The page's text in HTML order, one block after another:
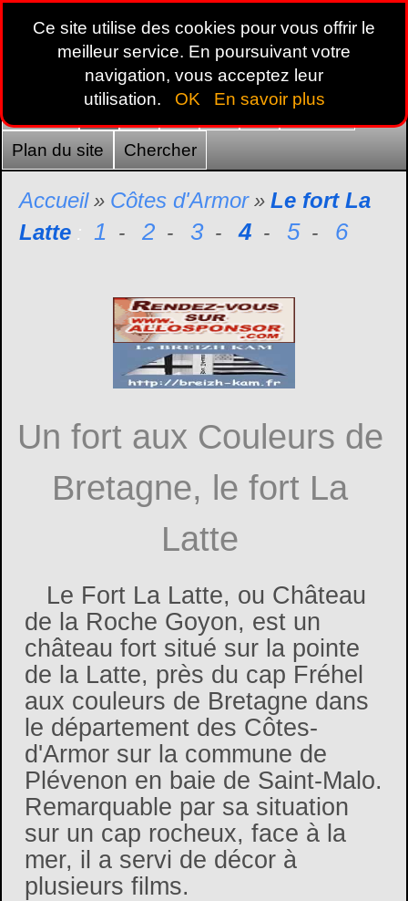
22 29 35 44 56 France
Plan du site Chercher
Accueil» Côtes d'Armor» Le fort La
Latte : 1 - 2 - 3 - 4 - 5 - 6
Un fort aux Couleurs de
Bretagne, le fort La
Latte
Le Fort La Latte, ou Château
de la Roche Goyon, est un
château fort situé sur la pointe
de la Latte, près du cap Fréhel
aux couleurs de Bretagne dans
le département des Côtes-
d'Armor sur la commune de
Plévenon en baie de Saint-Malo.
Remarquable par sa situation
sur un cap rocheux, face à la
mer, il a servi de décor à
plusieurs films.
Ce site utilise des cookies pour vous offrir le
meilleur service. En poursuivant votre
navigation, vous acceptez leur
utilisation.
OK En savoir plus